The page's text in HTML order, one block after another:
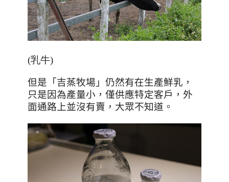
(乳牛)
但是「吉蒸牧場」仍然有在生產鮮乳，
只是因為產量小，僅供應特定客戶，外
面通路上並沒有賣，大眾不知道。